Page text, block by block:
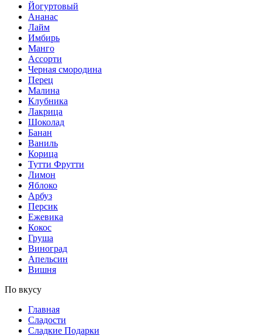
Йогуртовый
Ананас
Лайм
Имбирь
Манго
Ассорти
Черная смородина
Перец
Малина
Клубника
Лакрица
Шоколад
Банан
Ваниль
Корица
Тутти Фрутти
Лимон
Яблоко
Арбуз
Персик
Ежевика
Кокос
Груша
Виноград
Апельсин
Вишня
По вкусу
Главная
Сладости
Сладкие Подарки